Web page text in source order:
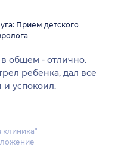
Прием детского
общем - отлично.
ребенка, дал все
успокоил.
клиника"